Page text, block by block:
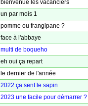
bienvenue les vacanciers
un par mois 1
pomme ou frangipane ?
face à l'abbaye
multi de boqueho
eh oui ça repart
le dernier de l'année
2022 ça sent le sapin
2023 une facile pour démarrer ?